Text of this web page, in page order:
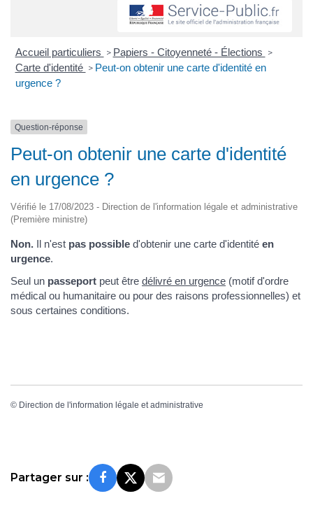
Accueil particuliers > Papiers - Citoyenneté - Élections >
Carte d'identité > Peut-on obtenir une carte d'identité en
urgence ?
Question-réponse
Peut-on obtenir une carte d'identité
en urgence ?
Vérifié le 17/08/2023 - Direction de l'information légale et administrative
(Première ministre)
Non. Il n'est pas possible d'obtenir une carte d'identité en
urgence.
Seul un passeport peut être délivré en urgence (motif d'ordre
médical ou humanitaire ou pour des raisons professionnelles) et
sous certaines conditions.
© Direction de l'information légale et administrative
Partager sur :